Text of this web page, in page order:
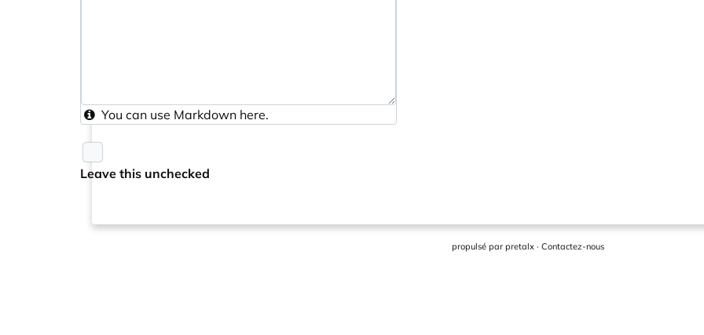
You can use Markdown here.
Leave this unchecked
propulsé par pretalx · Contactez-nous